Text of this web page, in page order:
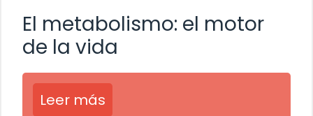
El metabolismo: el motor
de la vida
Leer más